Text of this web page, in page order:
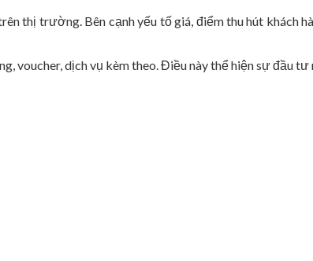
thị trường. Bên cạnh yếu tố giá, điểm thu hút khách
voucher, dịch vụ kèm theo. Điều này thể hiện sự đầu tư